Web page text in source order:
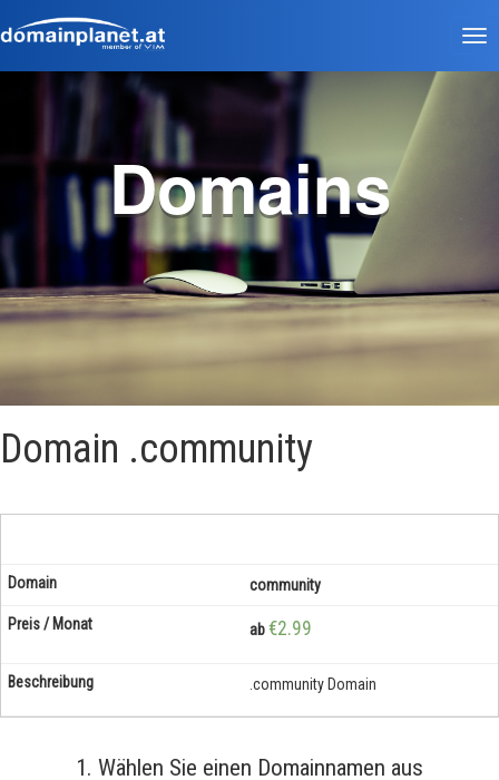
Domains
Domain .community
community
ab€2.99
.community Domain
1. Wählen Sie einen Domainnamen aus